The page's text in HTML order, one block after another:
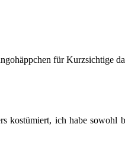
für Kurzsichtige
kostümiert, ich habe sowohl